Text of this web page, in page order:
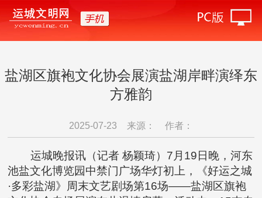
盐湖区旗袍文化协会展演盐湖岸畔演绎东
方雅韵
2025-07-23 来源： 作者：
运城晚报讯（记者 杨颖琦）7月19日晚，河东
池盐文化博览园中禁门广场华灯初上，《好运之城
·多彩盐湖》周末文艺剧场第16场——盐湖区旗袍